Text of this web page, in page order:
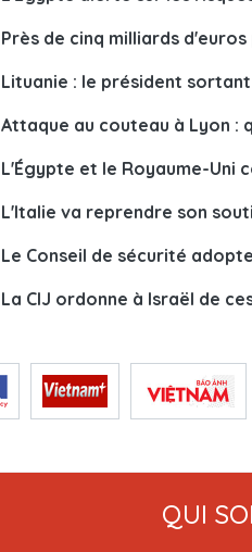
Près de cinq milliards
Lituanie : le président
Attaque au couteau à Lyon :
L'Égypte et le Royaume-Uni
L'Italie va reprendre son
Le Conseil de sécurité
La CIJ ordonne à Israël de
QUI